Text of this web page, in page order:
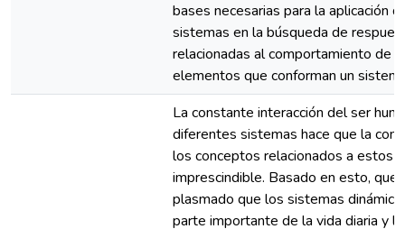
bases necesarias para la aplicación
sistemas en la búsqueda de
relacionadas al comportamiento de
elementos que conforman un
La constante interacción del ser
diferentes sistemas hace que la
los conceptos relacionados a estos
imprescindible. Basado en esto,
plasmado que los sistemas
parte importante de la vida diaria y